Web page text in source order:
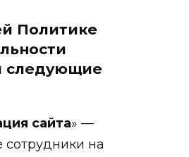
Политике
следующие
сайта» —
на